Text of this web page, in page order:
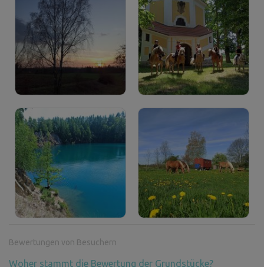
Bewertungen von Besuchern
Woher stammt die Bewertung der Grundstücke?